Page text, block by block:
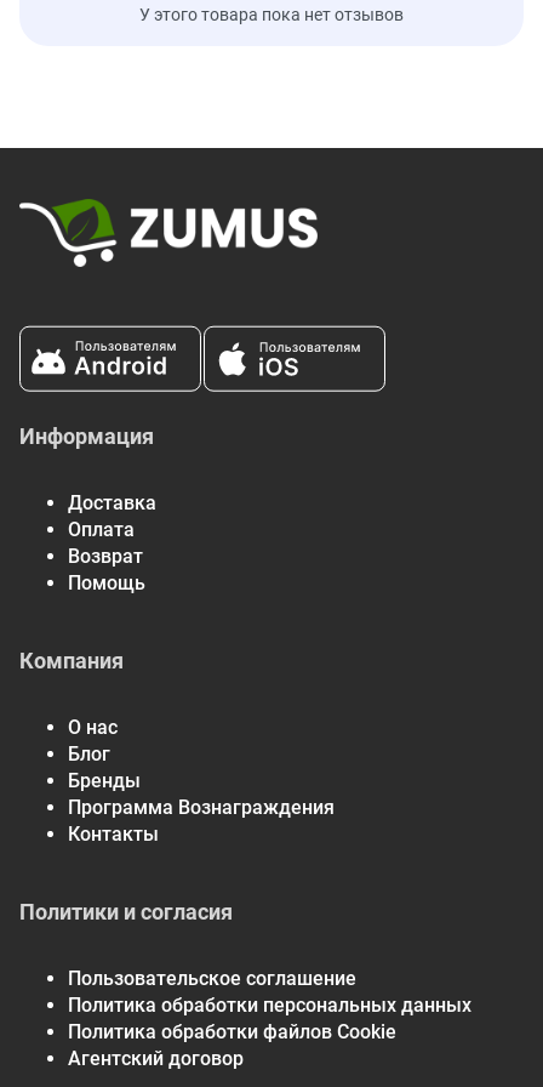
У этого товара пока нет отзывов
Информация
Доставка
Оплата
Возврат
Помощь
Компания
О нас
Блог
Бренды
Программа Вознаграждения
Контакты
Политики и согласия
Пользовательское соглашение
Политика обработки персональных данных
Политика обработки файлов Cookie
Агентский договор